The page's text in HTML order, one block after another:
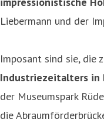
Liebermann und der
Imposant sind sie, die
Industriezeitalters in
der Museumspark
die